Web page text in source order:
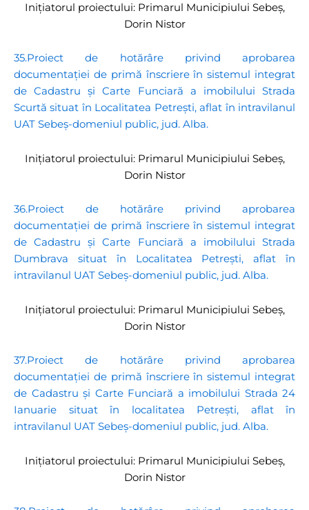
Inițiatorul proiectului: Primarul Municipiului Sebeș,
Dorin Nistor
35.Proiect de hotărâre privind aprobarea
documentației de primă înscriere în sistemul integrat
de Cadastru și Carte Funciară a imobilului Strada
Scurtă situat în Localitatea Petrești, aflat în intravilanul
UAT Sebeș-domeniul public, jud. Alba.
Inițiatorul proiectului: Primarul Municipiului Sebeș,
Dorin Nistor
36.Proiect de hotărâre privind aprobarea
documentației de primă înscriere în sistemul integrat
de Cadastru și Carte Funciară a imobilului Strada
Dumbrava situat în Localitatea Petrești, aflat în
intravilanul UAT Sebeș-domeniul public, jud. Alba.
Inițiatorul proiectului: Primarul Municipiului Sebeș,
Dorin Nistor
37.Proiect de hotărâre privind aprobarea
documentației de primă înscriere în sistemul integrat
de Cadastru și Carte Funciară a imobilului Strada 24
Ianuarie situat în localitatea Petrești, aflat în
intravilanul UAT Sebeș-domeniul public, jud. Alba.
Inițiatorul proiectului: Primarul Municipiului Sebeș,
Dorin Nistor